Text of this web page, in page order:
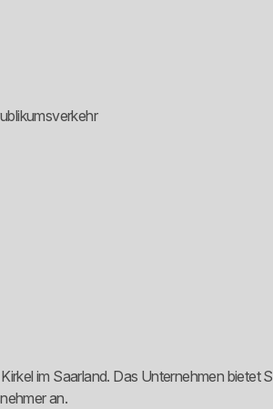
im Saarland. Das Unternehmen
an.